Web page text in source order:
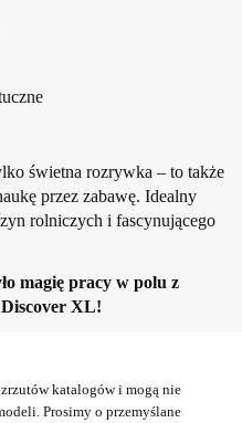
świetna rozrywka – to także
przez zabawę. Idealny
rolniczych i fascynującego
magię pracy w polu z
XL!
katalogów i mogą nie
Prosimy o przemyślane